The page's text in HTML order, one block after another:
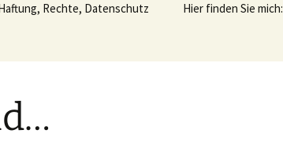
Rechte, Datenschutz Hier finden Sie mich: